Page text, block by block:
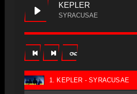
KEPLER
SYRACUSAE
1. KEPLER - SYRACUSAE